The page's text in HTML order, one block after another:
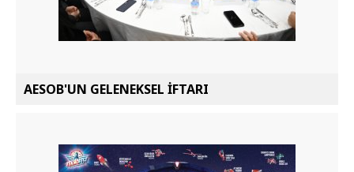
AESOB'UN GELENEKSEL İFTARI